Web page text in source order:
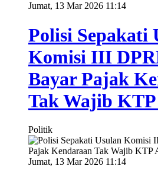
Jumat, 13 Mar 2026 11:14
Polisi Sepakati
Komisi III
Bayar Pajak
Tak Wajib
Politik
Jumat, 13 Mar 2026 11:14